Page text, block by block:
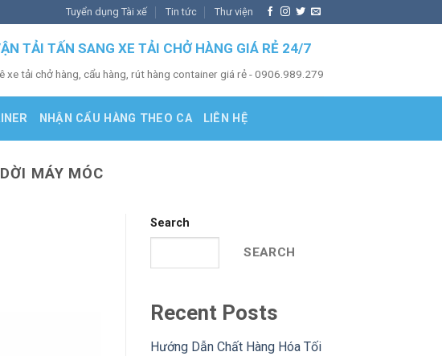
Tuyển dụng Tài xế Tin tức Thư viện
TẢI TẤN SANG XE TẢI CHỞ HÀNG GIÁ RẺ 24/7
xe tải chở hàng, cẩu hàng, rút hàng container giá rẻ - 0906.989.279
NHẬN CẨU HÀNG THEO CA LIÊN HỆ
MÁY MÓC
Search
SEARCH
Recent Posts
Hướng Dẫn Chất Hàng Hóa Tối